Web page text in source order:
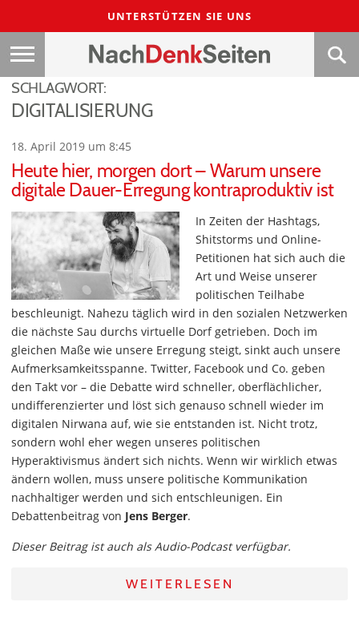
UNTERSTÜTZEN SIE UNS
SCHLAGWORT:
DIGITALISIERUNG
18. April 2019 um 8:45
Heute hier, morgen dort – Warum unsere
digitale Dauer-Erregung kontraproduktiv ist
In Zeiten der Hashtags,
Shitstorms und Online-
Petitionen hat sich auch die
Art und Weise unserer
politischen Teilhabe
beschleunigt. Nahezu täglich wird in den sozialen Netzwerken
die nächste Sau durchs virtuelle Dorf getrieben. Doch im
gleichen Maße wie unsere Erregung steigt, sinkt auch unsere
Aufmerksamkeitsspanne. Twitter, Facebook und Co. geben
den Takt vor – die Debatte wird schneller, oberflächlicher,
undifferenzierter und löst sich genauso schnell wieder im
digitalen Nirwana auf, wie sie entstanden ist. Nicht trotz,
sondern wohl eher wegen unseres politischen
Hyperaktivismus ändert sich nichts. Wenn wir wirklich etwas
ändern wollen, muss unsere politische Kommunikation
nachhaltiger werden und sich entschleunigen. Ein
Debattenbeitrag von Jens Berger.
Dieser Beitrag ist auch als Audio-Podcast verfügbar.
WEITERLESEN